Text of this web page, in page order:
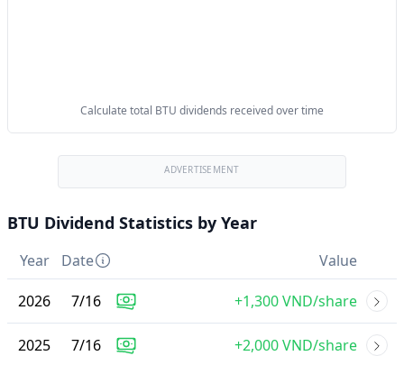
Calculate total BTU dividends received over time
ADVERTISEMENT
BTU Dividend Statistics by Year
Year Date Value
2026 7/16 +1,300 VND/share
2025 7/16 +2,000 VND/share